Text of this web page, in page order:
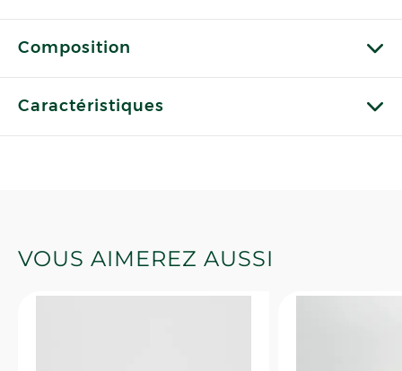
Composition
Caractéristiques
VOUS AIMEREZ AUSSI